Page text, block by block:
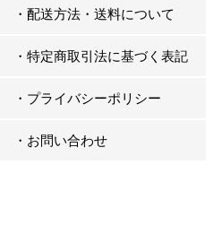
・配送方法・送料について
・特定商取引法に基づく表記
・プライバシーポリシー
・お問い合わせ